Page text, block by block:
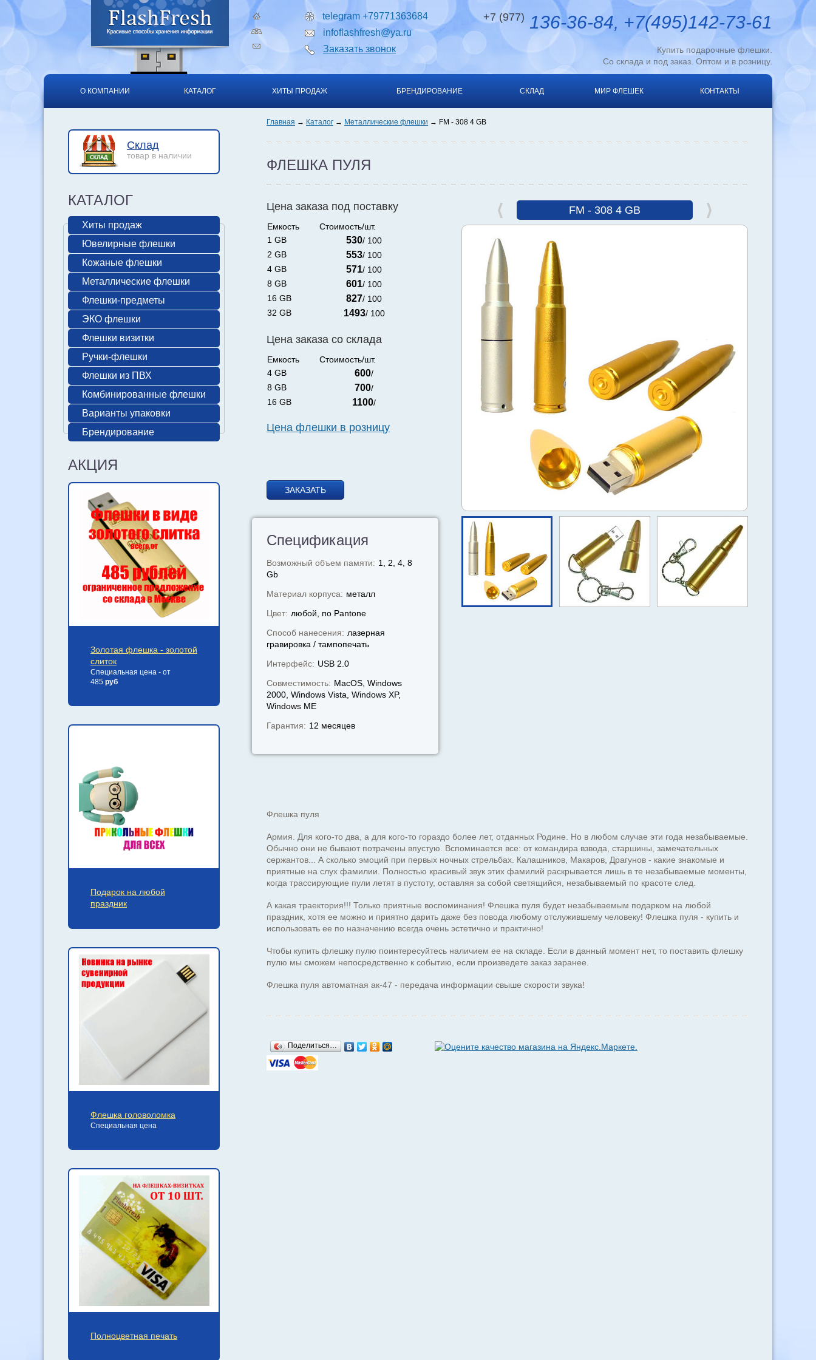
telegram +79771363684
infoflashfresh@ya.ru
Заказать звонок
+7 (977) 136-36-84, +7(495)142-73-61
Купить подарочные флешки.
Со склада и под заказ. Оптом и в розницу.
О КОМПАНИИ КАТАЛОГ ХИТЫ ПРОДАЖ БРЕНДИРОВАНИЕ СКЛАД МИР ФЛЕШЕК КОНТАКТЫ
Главная Каталог Металлические флешки FM - 308 4 GB
ФЛЕШКА ПУЛЯ
FM - 308 4 GB
Цена заказа под поставку
Емкость
Стоимость/шт.
1 GB
530/ 100
2 GB
553/ 100
4 GB
571/ 100
8 GB
601/ 100
16 GB
827/ 100
32 GB
1493/ 100
Цена заказа со склада
Емкость
Стоимость/шт.
4 GB
600/
8 GB
700/
16 GB
1100/
Цена флешки в розницу
ЗАКАЗАТЬ
Спецификация
Возможный объем памяти: 1, 2, 4, 8
Gb
Материал корпуса: металл
Цвет: любой, по Pantone
Способ нанесения: лазерная
гравировка / тампопечать
Интерфейс: USB 2.0
Совместимость: MacOS, Windows
2000, Windows Vista, Windows XP,
Windows МЕ
Гарантия: 12 месяцев
Флешка пуля
Армия. Для кого-то два, а для кого-то гораздо более лет, отданных Родине. Но в любом случае эти года незабываемые.
Обычно они не бывают потрачены впустую. Вспоминается все: от командира взвода, старшины, замечательных
сержантов... А сколько эмоций при первых ночных стрельбах. Калашников, Макаров, Драгунов - какие знакомые и
приятные на слух фамилии. Полностью красивый звук этих фамилий раскрывается лишь в те незабываемые моменты,
когда трассирующие пули летят в пустоту, оставляя за собой светящийся, незабываемый по красоте след.
А какая траектория!!! Только приятные воспоминания! Флешка пуля будет незабываемым подарком на любой
праздник, хотя ее можно и приятно дарить даже без повода любому отслужившему человеку! Флешка пуля - купить и
использовать ее по назначению всегда очень эстетично и практично!
Чтобы купить флешку пулю поинтересуйтесь наличием ее на складе. Если в данный момент нет, то поставить флешку
пулю мы сможем непосредственно к событию, если произведете заказ заранее.
Флешка пуля автоматная ак-47 - передача информации свыше скорости звука!
Поделиться…
Склад
товар в наличии
КАТАЛОГ
Хиты продаж
Ювелирные флешки
Кожаные флешки
Металлические флешки
Флешки-предметы
ЭКО флешки
Флешки визитки
Ручки-флешки
Флешки из ПВХ
Комбинированные флешки
Варианты упаковки
Брендирование
АКЦИЯ
Золотая флешка - золотой
слиток
Специальная цена - от
485 руб
Подарок на любой
праздник
Флешка головоломка
Специальная цена
Полноцветная печать